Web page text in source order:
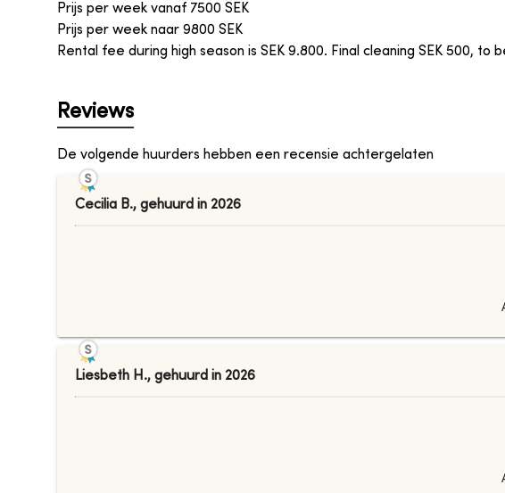
Prijs per week vanaf 7500 SEK
Prijs per week naar 9800 SEK
Rental fee during high season is SEK 9.800. Final cleaning SEK 500, to
Reviews
De volgende huurders hebben een recensie achtergelaten
Cecilia B., gehuurd in 2026
Liesbeth H., gehuurd in 2026